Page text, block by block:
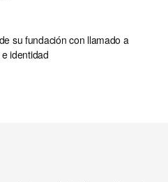
su fundación con llamado a
identidad